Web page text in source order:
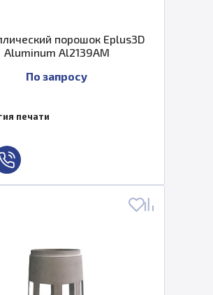
порошок Eplus3D
Aluminum Al2139AM
По запросу
печати